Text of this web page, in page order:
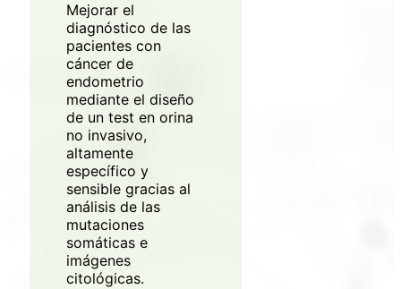
Mejorar el
diagnóstico de las
pacientes con
cáncer de
endometrio
mediante el diseño
de un test en orina
no invasivo,
altamente
específico y
sensible gracias al
análisis de las
mutaciones
somáticas e
imágenes
citológicas.